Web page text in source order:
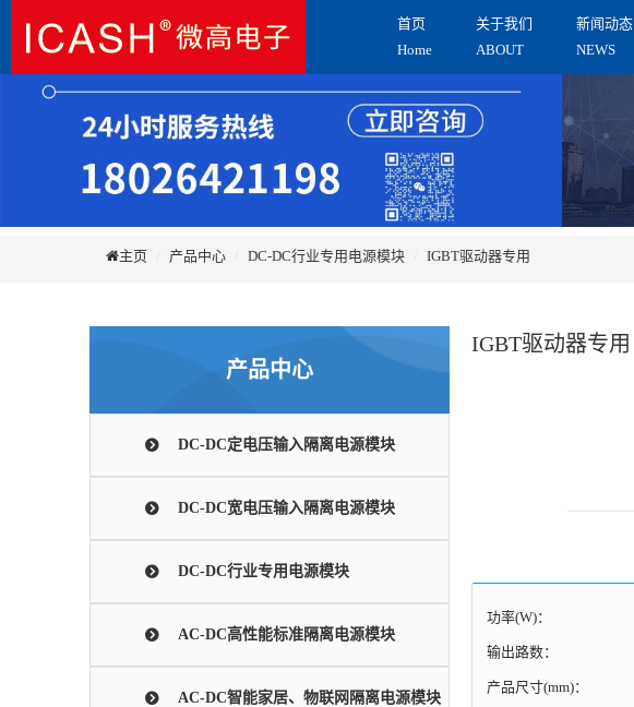
首页
Home
关于我们
ABOUT
新闻动态
NEWS
主页 产品中心 DC-DC行业专用电源模块 IGBT驱动器专用
产品中心
DC-DC定电压输入隔离电源模块
DC-DC宽电压输入隔离电源模块
DC-DC行业专用电源模块
AC-DC高性能标准隔离电源模块
AC-DC智能家居、物联网隔离电源模块
IGBT驱动器专用
功率(W)：
输出路数：
产品尺寸(mm)：